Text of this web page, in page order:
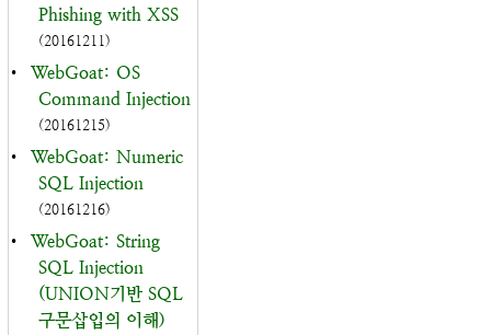
Phishing with XSS
(20161211)
•
WebGoat: OS
Command Injection
(20161215)
•
WebGoat: Numeric
SQL Injection
(20161216)
•
WebGoat: String
SQL Injection
(UNION기반 SQL
구문삽입의 이해)